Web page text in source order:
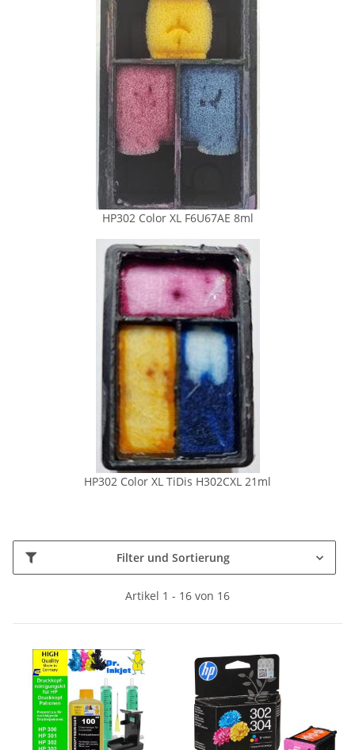
HP302 Color XL F6U67AE 8ml
HP302 Color XL TiDis H302CXL 21ml
Filter und Sortierung
Artikel 1 - 16 von 16